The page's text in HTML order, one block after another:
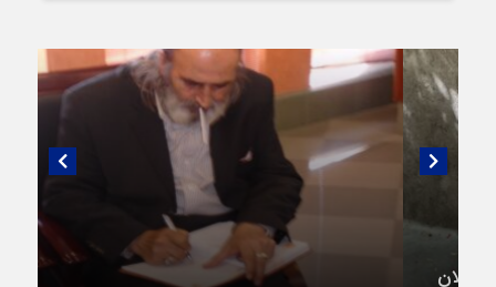
گفتگویی منتشر نشده با پروفسور اهرنجانی،
صاحب نظریه سه‌ شاخگی (۳C)